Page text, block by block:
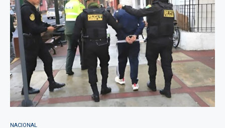
NACIONAL